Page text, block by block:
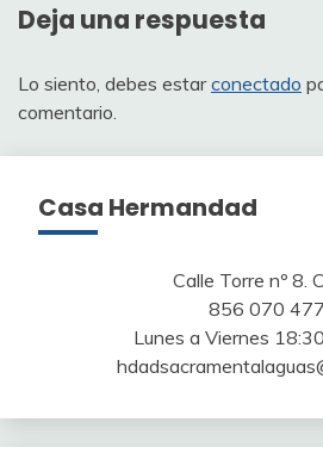
Deja una respuesta
Lo siento, debes estarconectado
comentario.
Casa Hermandad
Calle Torre nº 8.
856 070 477
Lunes a Viernes